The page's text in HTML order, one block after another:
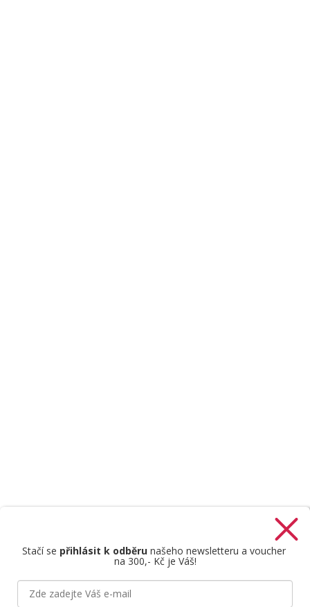
Stačí se přihlásit k odběrunašeho newsletteru a voucher
na 300,- Kč je Váš!